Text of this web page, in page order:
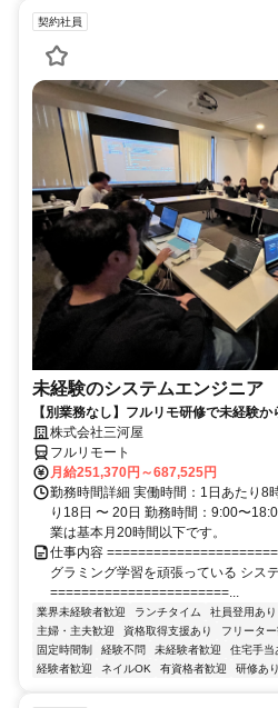
契約社員
未経験のシステムエンジニア
【別業務なし】フルリモ研修で未経験
株式会社三河屋
フルリモート
月給251,370円～687,525円
勤務時間詳細 実働時間：1日あたり8
り18日 〜 20日 勤務時間：9:00〜
業は基本月20時間以下です。
仕事内容
グラミング学習を頑張っている シス
=======================...
業界未経験者歓迎 ランチタイム 社員登用あり
主婦・主夫歓迎
資格取得支援あり フリータ
固定時間制
経験不問 未経験者歓迎 住宅手当
経験者歓迎
ネイルOK 有資格者歓迎 研修あり